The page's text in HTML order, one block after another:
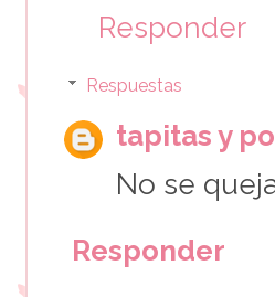
Responder
Respuestas
tapitas y
No se
Responder